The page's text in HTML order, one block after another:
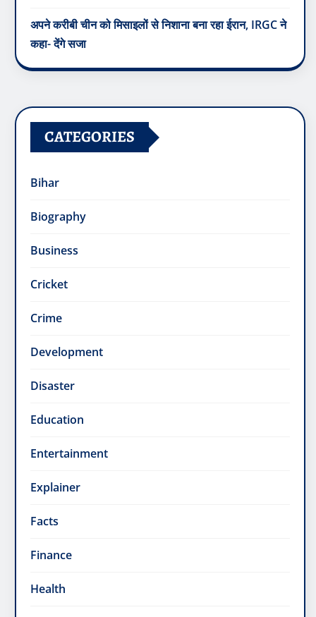
अपने करीबी चीन को मिसाइलों से निशाना बना रहा ईरान, IRGC ने
कहा- देंगे सजा
CATEGORIES
Bihar
Biography
Business
Cricket
Crime
Development
Disaster
Education
Entertainment
Explainer
Facts
Finance
Health